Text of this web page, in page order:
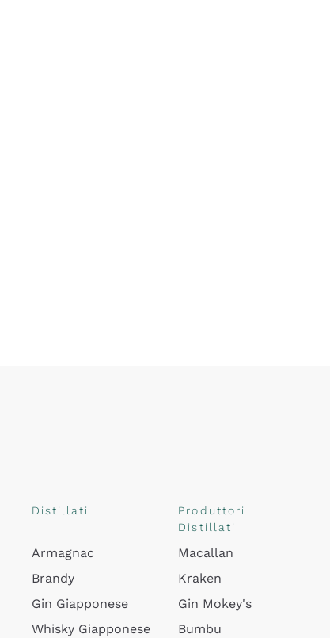
Distillati
Armagnac
Brandy
Gin Giapponese
Whisky Giapponese
Produttori
Distillati
Macallan
Kraken
Gin Mokey's
Bumbu